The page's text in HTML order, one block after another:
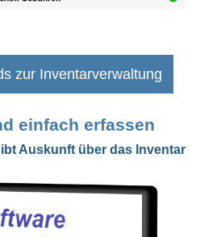
zur Inventarverwaltung
einfach erfassen
Auskunft über das Inventar